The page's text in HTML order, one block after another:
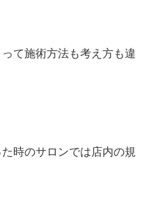
て施術方法も考え方も違
時のサロンでは店内の規